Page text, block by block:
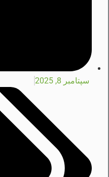
سپتامبر 8, 2025